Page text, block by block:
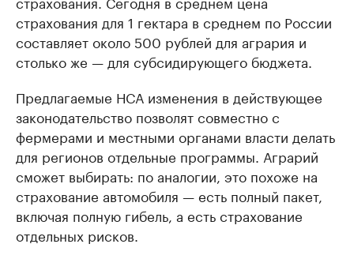
страхования для 1 гектара в среднем по России
составляет около 500 рублей для агрария и
столько же — для субсидирующего бюджета.
Предлагаемые НСА изменения в действующее
законодательство позволят совместно с
фермерами и местными органами власти делать
для регионов отдельные программы. Аграрий
сможет выбирать: по аналогии, это похоже на
страхование автомобиля — есть полный пакет,
включая полную гибель, а есть страхование
отдельных рисков.